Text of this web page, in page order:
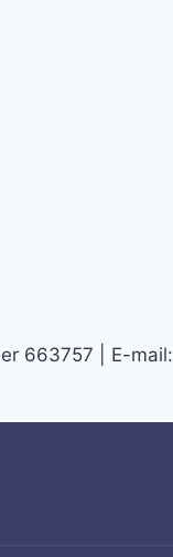
663757 | E-mail: